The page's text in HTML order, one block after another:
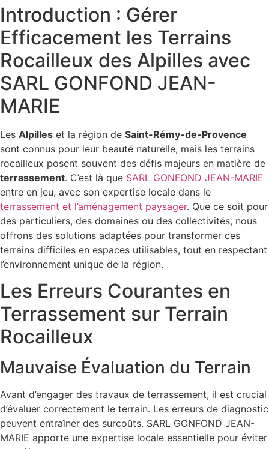
Introduction : Gérer
Efficacement les Terrains
Rocailleux des Alpilles avec
SARL GONFOND JEAN-
MARIE
Les Alpilles et la région de Saint-Rémy-de-Provence
sont connus pour leur beauté naturelle, mais les terrains
rocailleux posent souvent des défis majeurs en matière de
terrassement. C’est là que SARL GONFOND JEAN-MARIE
entre en jeu, avec son expertise locale dans le
terrassement et l’aménagement paysager. Que ce soit pour
des particuliers, des domaines ou des collectivités, nous
offrons des solutions adaptées pour transformer ces
terrains difficiles en espaces utilisables, tout en respectant
l’environnement unique de la région.
Les Erreurs Courantes en
Terrassement sur Terrain
Rocailleux
Mauvaise Évaluation du Terrain
Avant d’engager des travaux de terrassement, il est crucial
d’évaluer correctement le terrain. Les erreurs de diagnostic
peuvent entraîner des surcoûts. SARL GONFOND JEAN-
MARIE apporte une expertise locale essentielle pour éviter